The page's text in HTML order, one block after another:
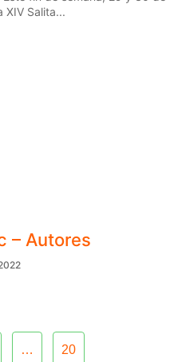
XIV Salita...
– Autores
… 20